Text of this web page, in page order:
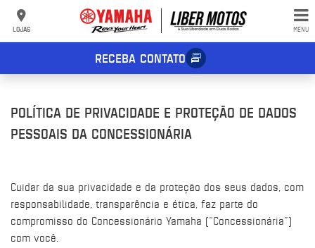
LOJAS MENU
RECEBA CONTATO
POLÍTICA DE PRIVACIDADE E PROTEÇÃO DE DADOS
PESSOAIS DA CONCESSIONÁRIA
Cuidar da sua privacidade e da proteção dos seus dados, com
responsabilidade, transparência e ética, faz parte do
compromisso do Concessionário Yamaha (“Concessionária”)
com você.